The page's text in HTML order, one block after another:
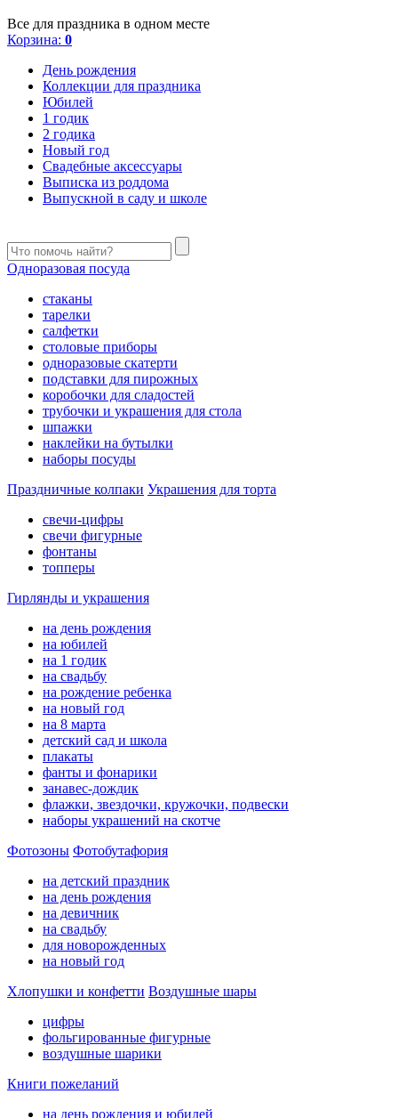
Все для праздника в одном месте
Корзина: 0
День рождения
Коллекции для праздника
Юбилей
1 годик
2 годика
Новый год
Свадебные аксессуары
Выписка из роддома
Выпускной в саду и школе
Одноразовая посуда
стаканы
тарелки
салфетки
столовые приборы
одноразовые скатерти
подставки для пирожных
коробочки для сладостей
трубочки и украшения для стола
шпажки
наклейки на бутылки
наборы посуды
Праздничные колпаки Украшения для торта
свечи-цифры
свечи фигурные
фонтаны
топперы
Гирлянды и украшения
на день рождения
на юбилей
на 1 годик
на свадьбу
на рождение ребенка
на новый год
на 8 марта
детский сад и школа
плакаты
фанты и фонарики
занавес-дождик
флажки, звездочки, кружочки, подвески
наборы украшений на скотче
Фотозоны Фотобутафория
на детский праздник
на день рождения
на девичник
на свадьбу
для новорожденных
на новый год
Хлопушки и конфетти Воздушные шары
цифры
фольгированные фигурные
воздушные шарики
Книги пожеланий
на день рождения и юбилей